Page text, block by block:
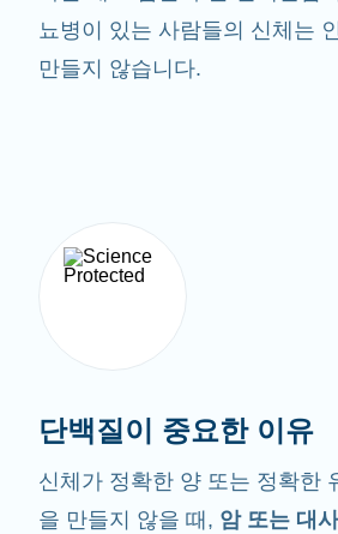
뇨병이 있는 사람들의 신체는
만들지 않습니다.
단백질이 중요한 이유
신체가 정확한 양 또는 정확한
을 만들지 않을 때, 암 또는 대